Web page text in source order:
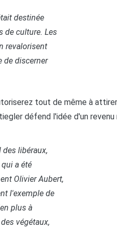
destinée
de culture. Les
revalorisent
de discerner
tout de même à
défend l'idée d'un revenu
libéraux,
a été
Olivier Aubert,
l'exemple de
plus à
végétaux,